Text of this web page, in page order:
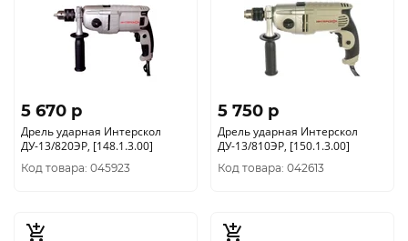
5 670 p
Дрель ударная Интерскол
ДУ-13/820ЭР, [148.1.3.00]
Код товара: 045923
5 750 p
Дрель ударная Интерскол
ДУ-13/810ЭР, [150.1.3.00]
Код товара: 042613